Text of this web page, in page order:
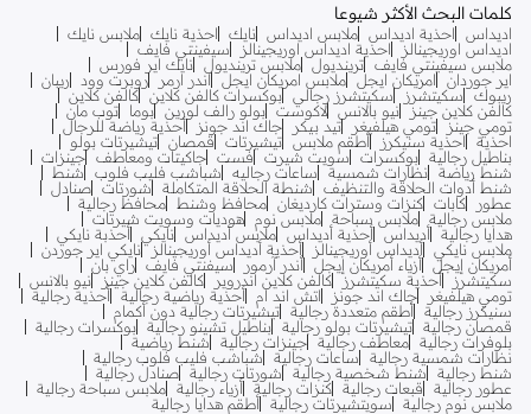
كلمات البحث الأكثر شيوعا
اديداس احذية اديداس ملابس اديداس نايك احذية نايك ملابس نايك
اديداس اوريجينالز
احذية اديداس اوريجينالز
سيفينتي فايف
ملابس سيفينتي فايف ترينديول ملابس ترينديول نايك اير فورس
اير جوردان
امريكان ايجل ملابس امريكان ايجل اندر ارمر روبرت وود
ريبان
ريبوك
سكيتشرز سكيتشرز رجالي بوكسرات كالفن كلاين كالفن كلاين
كالفن كلاين جينز نيو بالانس لاكوست بولو رالف لورين بوما
توب مان
تومي جينز تومي هيلفيغر تيد بيكر جاك اند جونز
أحذية رياضة للرجال
احذية
احذية سنيكرز أطقم ملابس تيشيرتات قمصان تيشيرتات بولو
بناطيل رجالية بوكسرات سويت شيرت فست جاكيتات ومعاطف جينزات
شنط رياضة نظارات شمسية ساعات رجاليه شباشب فليب فلوب
شنط
شنط أدوات الحلاقة والتنظيف
شنطة الحلاقة المتكاملة شورتات صنادل
عطور
كابات كنزات وسترات كارديغان محافظ وشنط
محافظ رجالية
ملابس رجالية ملابس سباحة ملابس نوم
هوديات وسويت شيرتات
هدايا رجالية أديداس أحذية أديداس ملابس أديداس نايكي أحذبة نايكي
ملابس نايكي أديداس أوريجينالز أحذية أديداس أوريجينالز
نايكي اير جوردن
أمريكان إيجل أزياء أمريكان إيجل أندر آرمور سيفنتي فايف راي بان
سكيتشرز
أحذية سكيتشرز كالفن كلاين اندروير كالفن كلاين جينز
نيو بالانس
تومي هيلفيغر
جاك اند جونز اتش اند ام أحذية رياضية رجالية أحذية رجالية
سنيكرز رجالية أطقم متعددة رجالية تيشيرتات رجالية دون أكمام
قمصان رجالية تيشيرتات بولو رجالية بناطيل تشينو رجالية بوكسرات رجالية
بلوفرات رجالية معاطف رجالية جينزات رجالية
شنط رياضية
نظارات شمسية رجالية
ساعات رجالية
شباشب فليب فلوب رجالية
شنط رجالية
شنط شخصية رجالية شورتات رجالية صنادل رجالية
عطور رجالية
قبعات رجالية كنزات رجالية أزياء رجالية ملابس سباحة رجالية
ملابس نوم رجالية
سويتشيرتات رجالية أطقم هدايا رجالية